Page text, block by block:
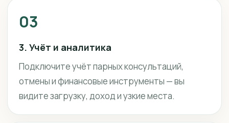
03
3. Учёт и аналитика
Подключите учёт парных консультаций,
отмены и финансовые инструменты — вы
видите загрузку, доход и узкие места.